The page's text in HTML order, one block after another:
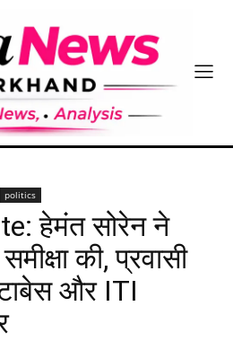
politics
हेमंत सोरेन ने
की, प्रवासी
और ITI